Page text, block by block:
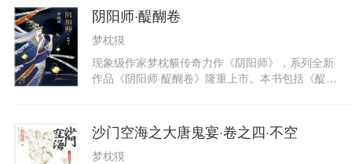
回生。然而晴明若行此法，自身性命恐将不保……
日本平安时代，世界明暗未分，人鬼妖物杂相共
处。看阴阳师安倍晴明与武士源博雅，如何洞悉人
心之咒，解决一桩桩诡奇又动人心弦的事件！凤凰
卷七篇作品：《泰山府君祭》、《青鬼背上男
人》、《月见草》、《汉神道士》、《牵手的
与电影，都非常轰动。梦枕貘这部作品以神秘古典
又不失闲适的文笔，以一篇篇短篇故事，传达当时
阴阳师·醍醐卷
梦枕獏
现象级作家梦枕貘传奇力作《阴阳师》，系列全新
作品《阴阳师·醍醐卷》隆重上市。本书包括《醍醐
如雨；月夜之下，屡屡出现一头妖虎，吞噬无辜，
口中还吟诵着白居易的诗词；橘为次偶遇蜘蛛女
妖，竟然被吸走双目；藤原实贞突染怪病，变身绿
沙门空海之大唐鬼宴·卷之四·不空
梦枕獏